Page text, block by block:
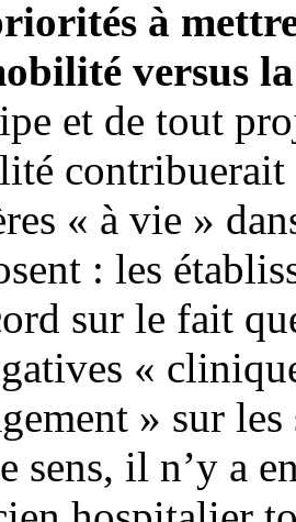
à
versus
et de tout
contribuerait
« à vie »
: les
sur le fait
«
» sur
sens, il n’y a